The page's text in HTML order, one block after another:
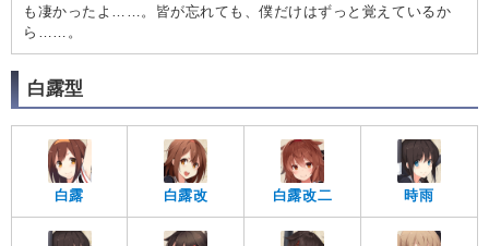
も凄かったよ……。皆が忘れても、僕だけはずっと覚えているか
ら……。
白露型
白露 白露改 白露改二 時雨